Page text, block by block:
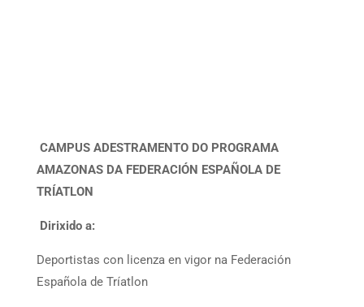
CAMPUS ADESTRAMENTO DO PROGRAMA
AMAZONAS DA FEDERACIÓN ESPAÑOLA DE
TRÍATLON
Dirixido a:
Deportistas con licenza en vigor na Federación
Española de Tríatlon